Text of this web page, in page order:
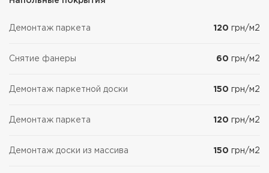
Демонтаж паркета 120 грн/м2
Снятие фанеры 60 грн/м2
Демонтаж паркетной доски 150 грн/м2
Демонтаж паркета 120 грн/м2
Демонтаж доски из массива 150 грн/м2